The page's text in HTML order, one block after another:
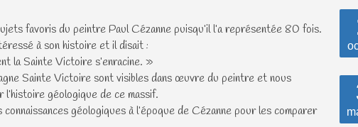
favoris du peintre Paul Cézanne puisqu’il l’a représentée 80 fois.
à son histoire et il disait :
la Sainte Victoire s’enracine. »
Sainte Victoire sont visibles dans œuvre du peintre et nous
géologique de ce massif.
géologiques à l’époque de Cézanne pour les comparer